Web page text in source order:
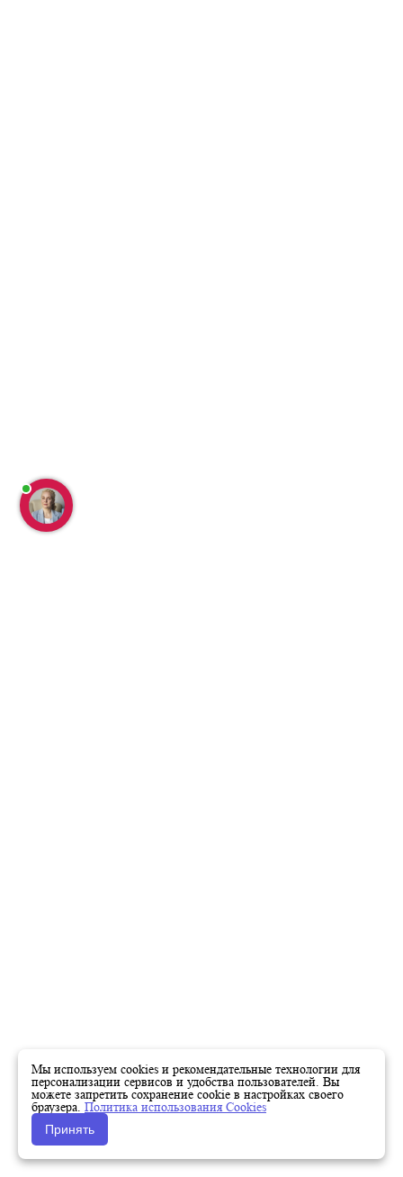
Мы используем cookies и рекомендательные технологии для
персонализации сервисов и удобства пользователей. Вы
можете запретить сохранение cookie в настройках своего
браузера. Политика использования Cookies
Принять